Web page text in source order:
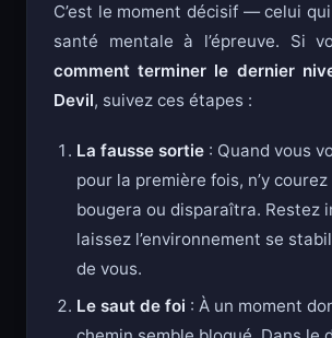
C’est le moment décisif — celui
santé mentale à l’épreuve. Si
comment terminer le dernier
Devil, suivez ces étapes :
La fausse sortie : Quand vous
pour la première fois, n’y courez
bougera ou disparaîtra. Restez
laissez l’environnement se
de vous.
Le saut de foi : À un moment